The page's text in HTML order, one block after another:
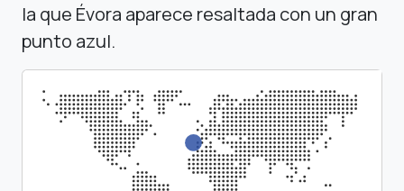
la que Évora aparece resaltada con un gran
punto azul.